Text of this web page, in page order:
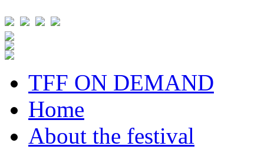
TFF ON DEMAND
Home
About the festival